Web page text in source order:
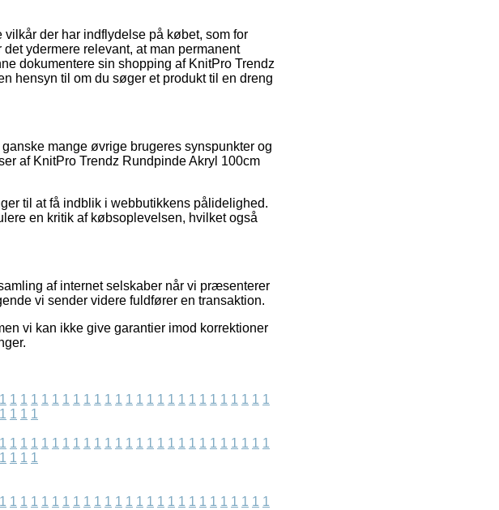
der har indflydelse på købet, som for
ydermere relevant, at man permanent
dokumentere sin shopping af KnitPro Trendz
hensyn til om du søger et produkt til en dreng
mange øvrige brugeres synspunkter og
af KnitPro Trendz Rundpinde Akryl 100cm
til at få indblik i webbutikkens pålidelighed.
en kritik af købsoplevelsen, hvilket også
af internet selskaber når vi præsenterer
vi sender videre fuldfører en transaktion.
vi kan ikke give garantier imod korrektioner
1 1 1 1 1 1 1 1 1 1 1 1 1 1 1 1 1 1 1 1 1 1 1 1 1 1
1 1 1 1
1 1 1 1 1 1 1 1 1 1 1 1 1 1 1 1 1 1 1 1 1 1 1 1 1 1
1 1 1 1
1 1 1 1 1 1 1 1 1 1 1 1 1 1 1 1 1 1 1 1 1 1 1 1 1 1